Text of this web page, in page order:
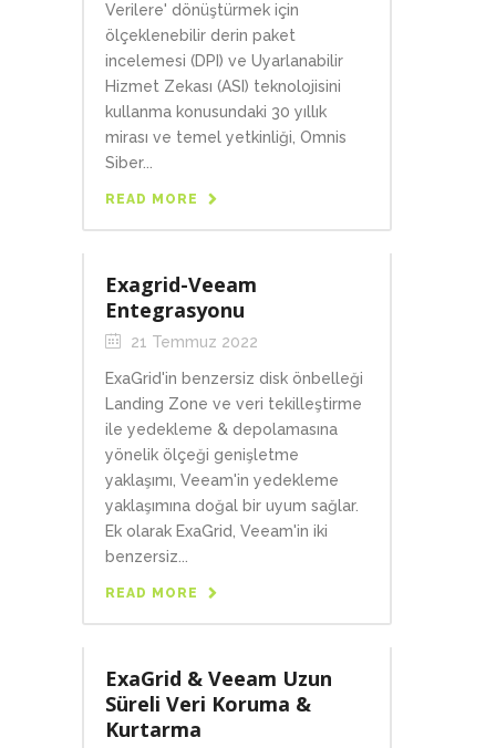
Verilere' dönüştürmek için
ölçeklenebilir derin paket
incelemesi (DPI) ve Uyarlanabilir
Hizmet Zekası (ASI) teknolojisini
kullanma konusundaki 30 yıllık
mirası ve temel yetkinliği, Omnis
Siber...
READ MORE
Exagrid-Veeam
Entegrasyonu
21 Temmuz 2022
ExaGrid'in benzersiz disk önbelleği
Landing Zone ve veri tekilleştirme
ile yedekleme & depolamasına
yönelik ölçeği genişletme
yaklaşımı, Veeam'in yedekleme
yaklaşımına doğal bir uyum sağlar.
Ek olarak ExaGrid, Veeam'in iki
benzersiz...
READ MORE
ExaGrid & Veeam Uzun
Süreli Veri Koruma &
Kurtarma